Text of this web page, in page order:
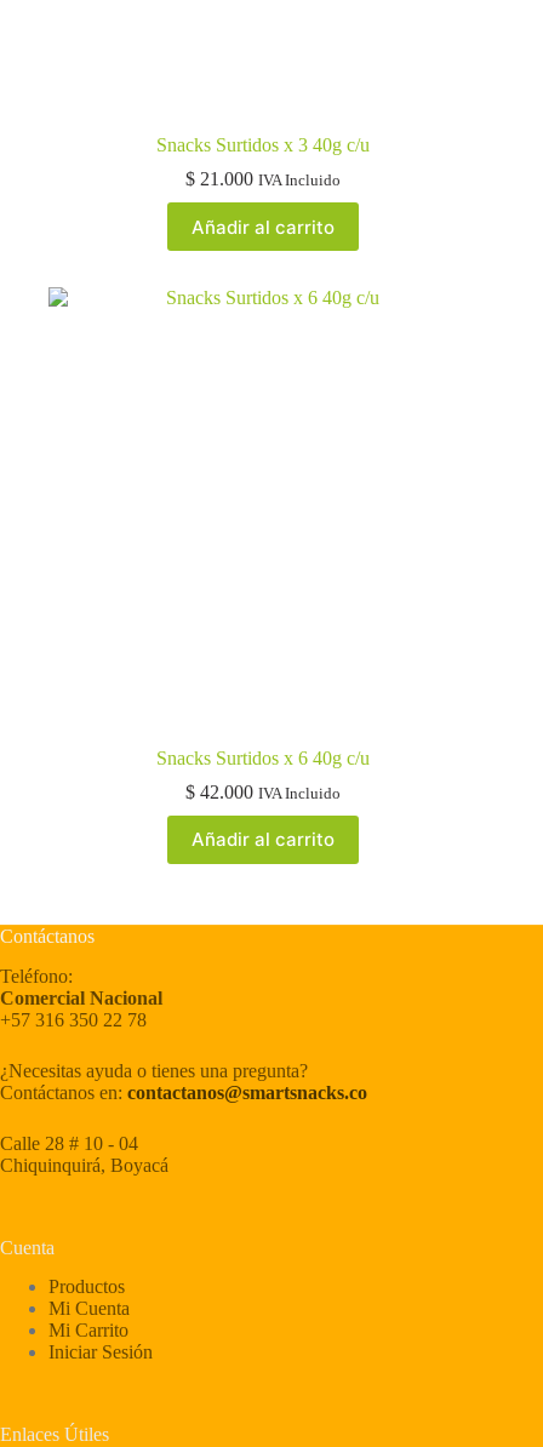
Snacks Surtidos x 3 40g c/u
$ 21.000 IVA Incluido
Añadir al carrito
Snacks Surtidos x 6 40g c/u
$ 42.000 IVA Incluido
Añadir al carrito
Contáctanos
Teléfono:
Comercial Nacional
+57 316 350 22 78
¿Necesitas ayuda o tienes una pregunta?
Contáctanos en: contactanos@smartsnacks.co
Calle 28 # 10 - 04
Chiquinquirá, Boyacá
Cuenta
Productos
Mi Cuenta
Mi Carrito
Iniciar Sesión
Enlaces Útiles